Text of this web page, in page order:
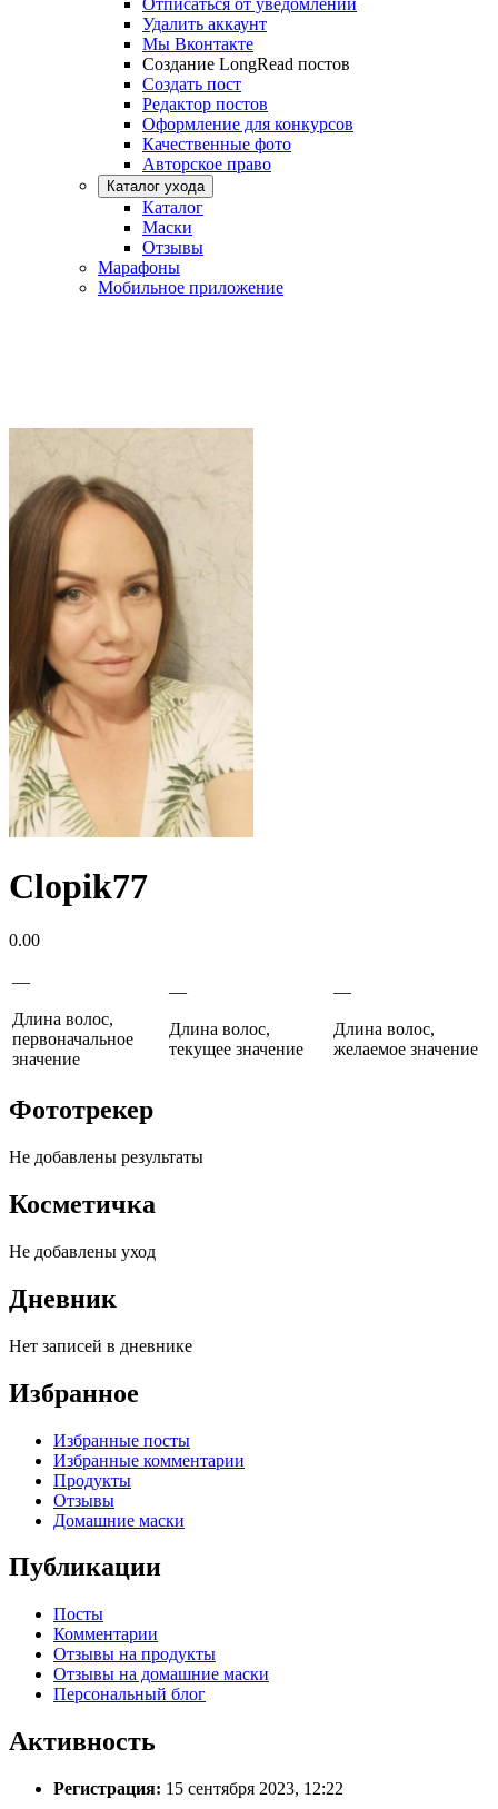
Отписаться от уведомлений
Удалить аккаунт
Мы Вконтакте
Создание LongRead постов
Создать пост
Редактор постов
Оформление для конкурсов
Качественные фото
Авторское право
Каталог ухода
Каталог
Маски
Отзывы
Марафоны
Мобильное приложение
Clopik77
0.00
—
Длина волос,
первоначальное
значение
—
Длина волос,
текущее значение
—
Длина волос,
желаемое значение
Фототрекер
Не добавлены результаты
Косметичка
Не добавлены уход
Дневник
Нет записей в дневнике
Избранное
Избранные посты
Избранные комментарии
Продукты
Отзывы
Домашние маски
Публикации
Посты
Комментарии
Отзывы на продукты
Отзывы на домашние маски
Персональный блог
Активность
Регистрация: 15 сентября 2023, 12:22